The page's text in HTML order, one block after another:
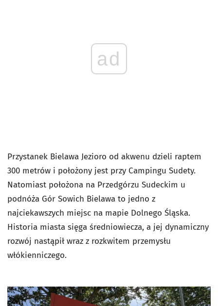
ad
Przystanek Bielawa Jezioro od akwenu dzieli raptem
300 metrów i położony jest przy Campingu Sudety.
Natomiast położona na Przedgórzu Sudeckim u
podnóża Gór Sowich Bielawa to jedno z
najciekawszych miejsc na mapie Dolnego Śląska.
Historia miasta sięga średniowiecza, a jej dynamiczny
rozwój nastąpił wraz z rozkwitem przemysłu
włókienniczego.